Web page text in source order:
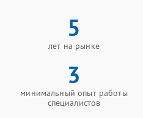
5
лет на рынке
3
минимальный опыт работы
специалистов